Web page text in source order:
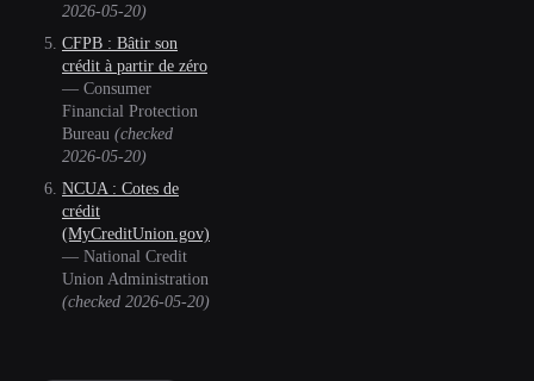
2026-05-20)
CFPB : Bâtir son
crédit à partir de zéro
— Consumer
Financial Protection
Bureau (checked
2026-05-20)
NCUA : Cotes de
crédit
(MyCreditUnion.gov)
— National Credit
Union Administration
(checked 2026-05-20)